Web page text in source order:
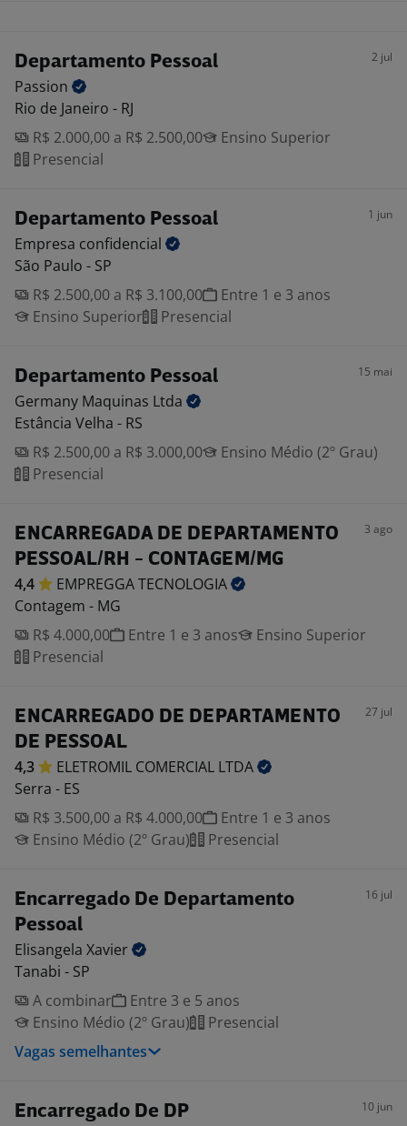
Departamento Pessoal 2 jul
Passion
Rio de Janeiro - RJ
R$ 2.000,00 a R$ 2.500,00
Ensino Superior
Presencial
Departamento Pessoal 1 jun
Empresa confidencial
São Paulo - SP
R$ 2.500,00 a R$ 3.100,00
Entre 1 e 3 anos
Ensino Superior
Presencial
Departamento Pessoal 15 mai
Germany Maquinas Ltda
Estância Velha - RS
R$ 2.500,00 a R$ 3.000,00
Ensino Médio (2º Grau)
Presencial
ENCARREGADA DE DEPARTAMENTO
PESSOAL/RH - CONTAGEM/MG
3 ago
4,4 EMPREGGATECNOLOGIA
Contagem - MG
R$ 4.000,00
Entre 1 e 3 anos
Ensino Superior
Presencial
ENCARREGADO DE DEPARTAMENTO
DE PESSOAL
27 jul
4,3 ELETROMIL COMERCIAL LTDA
Serra - ES
R$ 3.500,00 a R$ 4.000,00
Entre 1 e 3 anos
Ensino Médio (2º Grau)
Presencial
Encarregado De Departamento
Pessoal
16 jul
Elisangela Xavier
Tanabi - SP
A combinar
Entre 3 e 5 anos
Ensino Médio (2º Grau)
Presencial
Vagas semelhantes
Encarregado De DP 10 jun